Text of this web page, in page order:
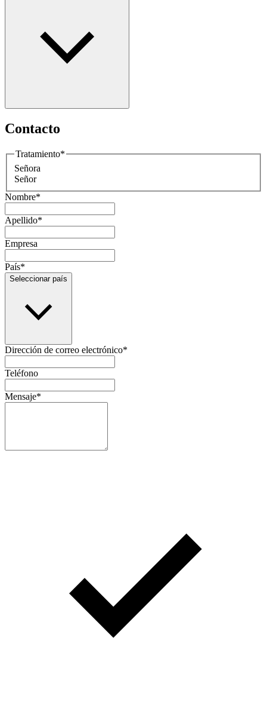
Contacto
Tratamiento*
Señora
Señor
Nombre*
Apellido*
Empresa
País*
Seleccionar país
Dirección de correo electrónico*
Teléfono
Mensaje*